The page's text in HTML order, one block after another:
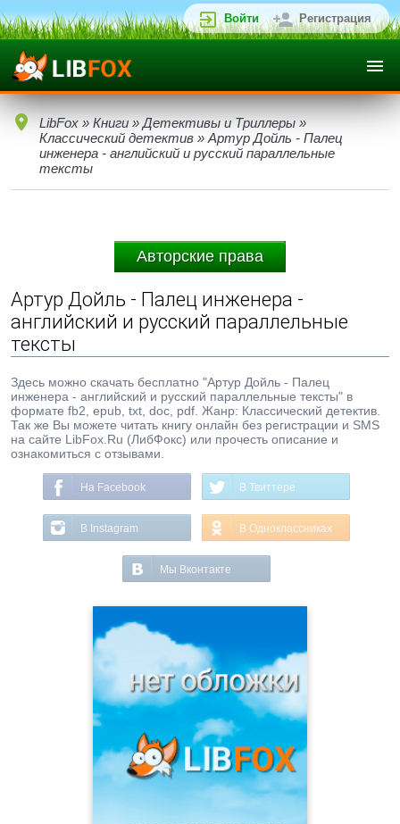
Войти Регистрация
LibFox » Книги » Детективы и Триллеры »
Классический детектив » Артур Дойль - Палец
инженера - английский и русский параллельные
тексты
Авторские права
Артур Дойль - Палец инженера -
английский и русский параллельные
тексты
Здесь можно скачать бесплатно "Артур Дойль - Палец
инженера - английский и русский параллельные тексты" в
формате fb2, epub, txt, doc, pdf. Жанр: Классический детектив.
Так же Вы можете читать книгу онлайн без регистрации и SMS
на сайте LibFox.Ru (ЛибФокс) или прочесть описание и
ознакомиться с отзывами.
На Facebook В Твиттере
В Instagram В Одноклассниках
Мы Вконтакте